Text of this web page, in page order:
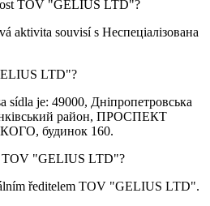
TOV "GELIUS LTD"?
aktivita souvisí s Неспеціалізована
LTD"?
sídla je: 49000, Дніпропетровська
район, ПРОСПЕКТ
будинок 160.
TOV "GELIUS LTD"?
ředitelem TOV "GELIUS LTD".